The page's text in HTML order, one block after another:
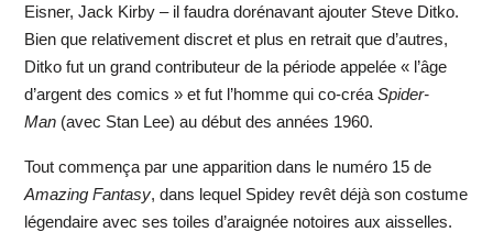
Eisner, Jack Kirby – il faudra dorénavant ajouter Steve Ditko.
Bien que relativement discret et plus en retrait que d’autres,
Ditko fut un grand contributeur de la période appelée « l’âge
d’argent des comics » et fut l’homme qui co-créa Spider-
Man(avec Stan Lee) au début des années 1960.
Tout commença par une apparition dans le numéro 15 de
Amazing Fantasy, dans lequel Spidey revêt déjà son costume
légendaire avec ses toiles d’araignée notoires aux aisselles.